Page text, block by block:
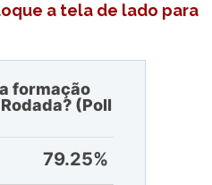
a tela de lado para
formação
(Poll
79.25%